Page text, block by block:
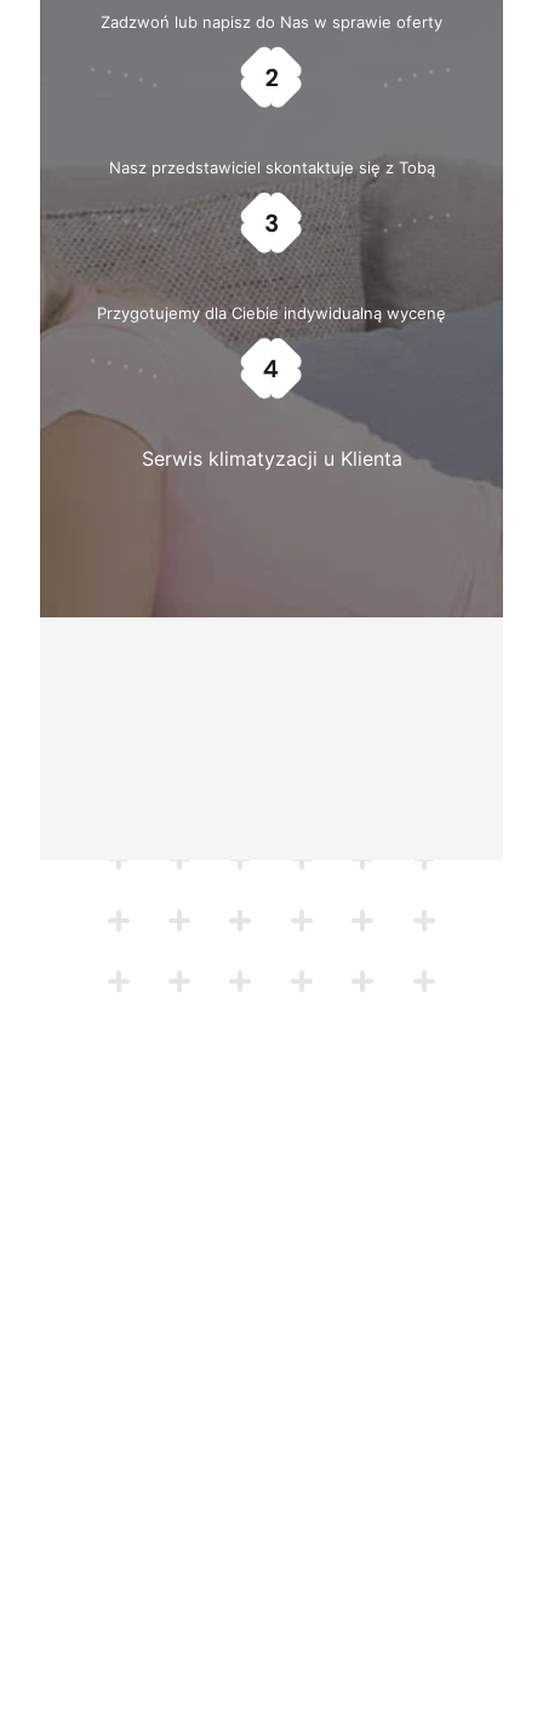
Zadzwoń lub napisz do Nas w sprawie oferty
Nasz przedstawiciel skontaktuje się z Tobą
Przygotujemy dla Ciebie indywidualną wycenę
Serwis klimatyzacji u Klienta